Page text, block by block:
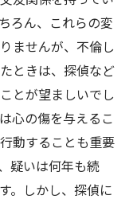
ろん、これらの変
ませんが、不倫し
ときは、探偵など
とが望ましいでし
心の傷を与えるこ
動することも重要
疑いは何年も続
。しかし、探偵に